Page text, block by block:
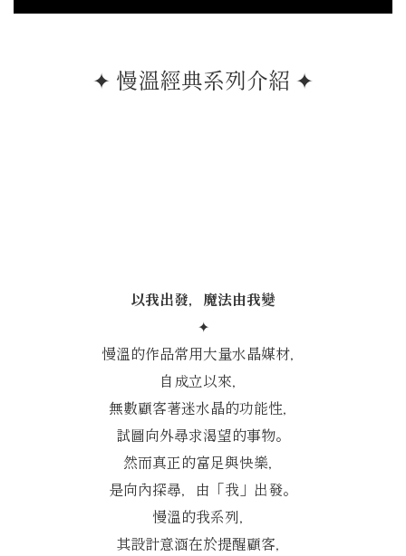
✦ 慢溫經典系列介紹 ✦
以我出發，魔法由我變
✦
慢溫的作品常用大量水晶媒材，
自成立以來，
無數顧客著迷水晶的功能性，
試圖向外尋求渴望的事物。
然而真正的富足與快樂，
是向內探尋，由「我」出發。
慢溫的我系列，
其設計意涵在於提醒顧客，